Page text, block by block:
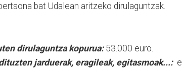
bat Udalean aritzeko dirulaguntzak.
dirulaguntza kopurua:53.000 euro.
jarduerak, eragileak, egitasmoak...: